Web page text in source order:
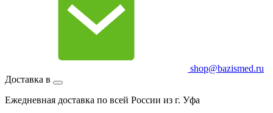
shop@bazismed.ru
Доставка в
Ежедневная доставка по всей России из г. Уфа